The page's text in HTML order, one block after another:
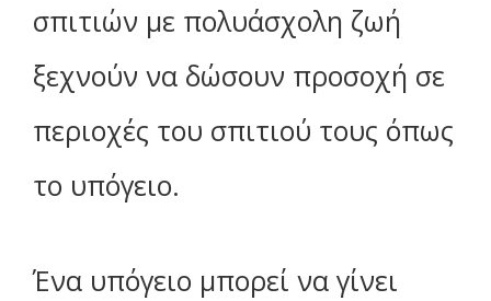
σπιτιών με πολυάσχολη ζωή
ξεχνούν να δώσουν προσοχή σε
περιοχές του σπιτιού τους όπως
το υπόγειο.
Ένα υπόγειο μπορεί να γίνει